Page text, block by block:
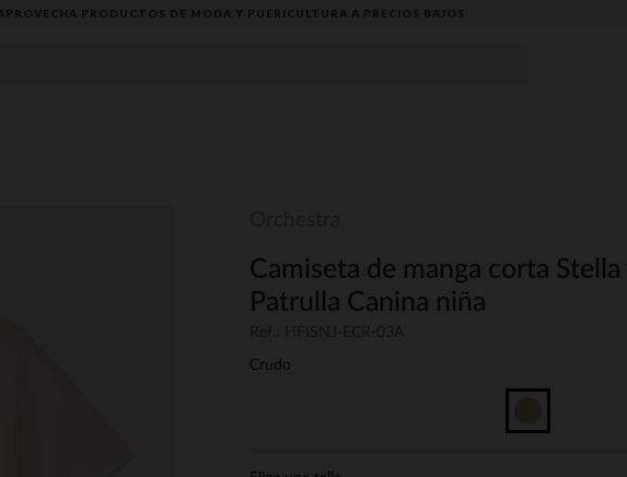
PRODUCTOS DE MODA Y PUERICULTURA A PRECIOS BAJOS
Camiseta de manga corta
Patrulla Canina niña
Crudo